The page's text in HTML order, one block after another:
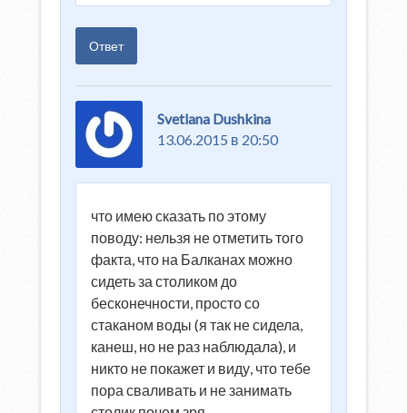
Ответ
Svetlana Dushkina
13.06.2015 в 20:50
что имею сказать по этому
поводу: нельзя не отметить того
факта, что на Балканах можно
сидеть за столиком до
бесконечности, просто со
стаканом воды (я так не сидела,
канеш, но не раз наблюдала), и
никто не покажет и виду, что тебе
пора сваливать и не занимать